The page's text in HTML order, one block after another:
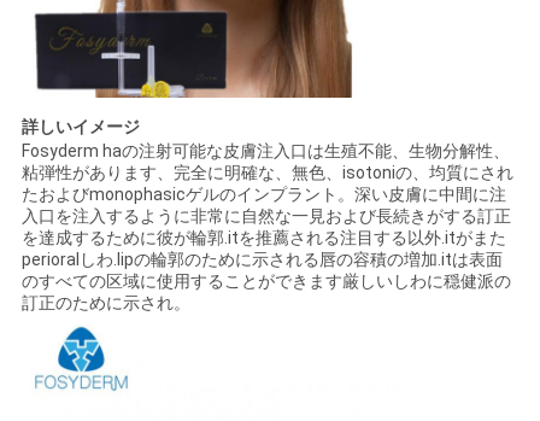
詳しいイメージ
Fosyderm haの注射可能な皮膚注入口は生殖不能、生物分解性、
粘弾性があります、完全に明確な、無色、isotoniの、均質にされ
たおよびmonophasicゲルのインプラント。深い皮膚に中間に注
入口を注入するように非常に自然な一見および長続きがする訂正
を達成するために彼が輪郭.itを推薦される注目する以外.itがまた
perioralしわ.lipの輪郭のために示される唇の容積の増加.itは表面
のすべての区域に使用することができます厳しいしわに穏健派の
訂正のために示され。